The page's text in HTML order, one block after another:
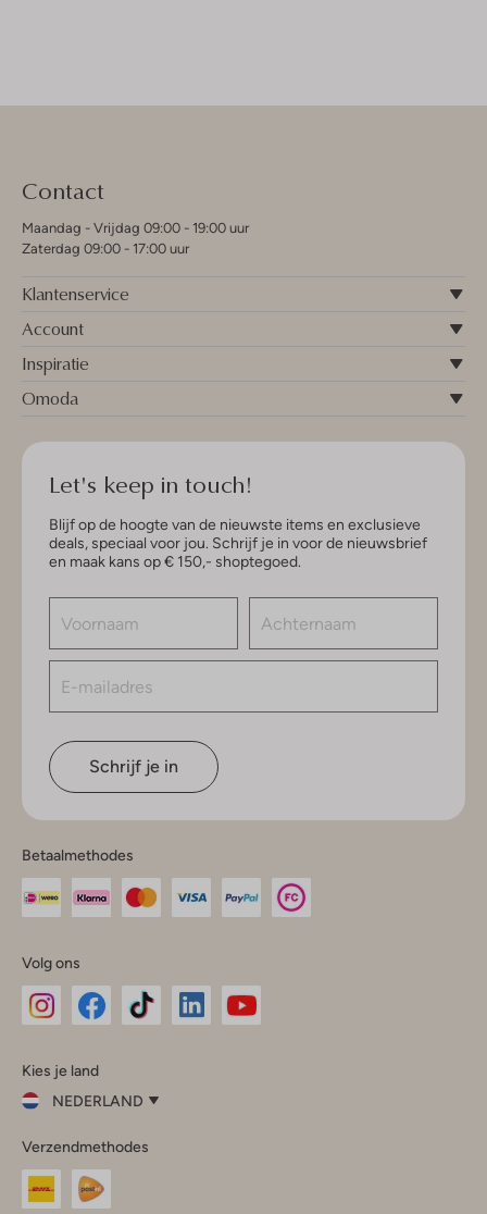
Contact
Maandag - Vrijdag 09:00 - 19:00 uur
Zaterdag 09:00 - 17:00 uur
Klantenservice
Account
Inspiratie
Omoda
Let's keep in touch!
Blijf op de hoogte van de nieuwste items en exclusieve
deals, speciaal voor jou. Schrijf je in voor de nieuwsbrief
en maak kans op € 150,- shoptegoed.
Schrijf je in
Betaalmethodes
Volg ons
InstagramFacebook
Kies je land
NEDERLAND
je
land
Nederland
Verzendmethodes